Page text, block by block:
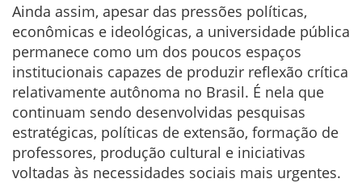
Ainda assim, apesar das pressões políticas,
econômicas e ideológicas, a universidade pública
permanece como um dos poucos espaços
institucionais capazes de produzir reflexão crítica
relativamente autônoma no Brasil. É nela que
continuam sendo desenvolvidas pesquisas
estratégicas, políticas de extensão, formação de
professores, produção cultural e iniciativas
voltadas às necessidades sociais mais urgentes.